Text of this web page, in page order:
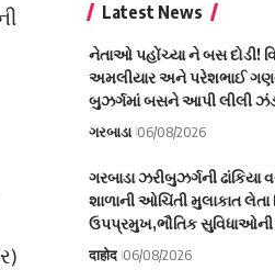
Latest News
નેતાઓ પહોંચ્યા ને બસ દોડી!
અમલીયાર અને પરેશભાઈ
બુઝર્ગમાં બસને આપી લીલી
ગરબાડા 06/08/2026
ગરબાડા ઝરીબુઝર્ગની ઢાંકિયા
શાળાની ઓચિંતી મુલાકાત
ઉપપ્રમુખ,ભૌતિક સુવિધાઓની
दाहोद 06/08/2026